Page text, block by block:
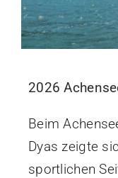
2026
Beim
Dyas zeigte
sportlichen